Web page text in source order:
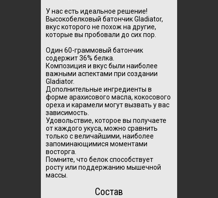
У нас есть идеальное решение!
Высокобелковый батончик Gladiator,
вкус которого не похож на другие,
которые вы пробовали до сих пор.
Один 60-граммовый батончик
содержит 36% белка.
Композиция и вкус были наиболее
важными аспектами при создании
Gladiator.
Дополнительные ингредиенты в
форме арахисового масла, кокосового
ореха и карамели могут вызвать у вас
зависимость.
Удовольствие, которое вы получаете
от каждого укуса, можно сравнить
только с величайшими, наиболее
запоминающимися моментами
восторга.
Помните, что белок способствует
росту или поддержанию мышечной
массы.
Состав